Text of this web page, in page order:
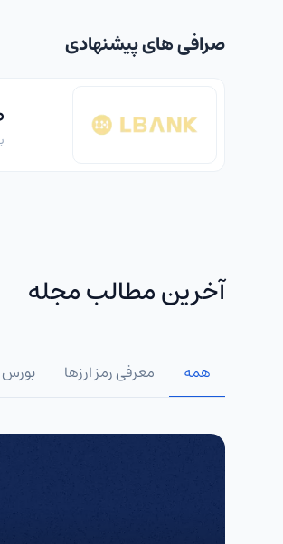
صرافی های پیشنهادی
آخرین مطالب مجله
همه معرفی رمز ارزها بورس